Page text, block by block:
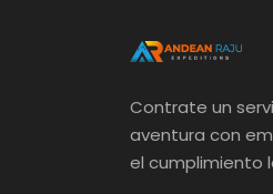
Contrate un
aventura con
el cumplimiento